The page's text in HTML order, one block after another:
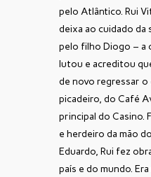
pelo Atlântico. Rui
deixa ao cuidado da
pelo filho Diogo – a
lutou e acreditou
de novo regressar
picadeiro, do Café
principal do Casino.
e herdeiro da mão
Eduardo, Rui fez
país e do mundo.